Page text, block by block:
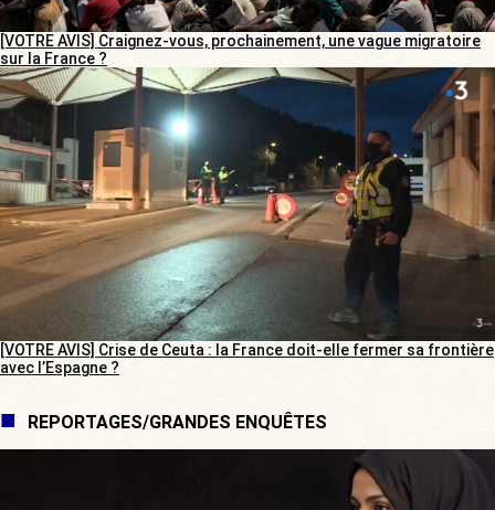
[VOTRE AVIS] Craignez-vous, prochainement, une vague migratoire
sur la France ?
[VOTRE AVIS] Crise de Ceuta : la France doit-elle fermer sa frontière
avec l’Espagne ?
REPORTAGES/GRANDES ENQUÊTES